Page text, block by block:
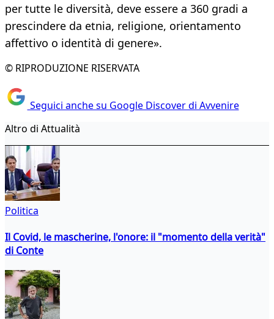
per tutte le diversità, deve essere a 360 gradi a
prescindere da etnia, religione, orientamento
affettivo o identità di genere».
© RIPRODUZIONE RISERVATA
Seguici anche su Google Discover di Avvenire
Altro di Attualità
Politica
Il Covid, le mascherine, l'onore: il "momento della verità"
di Conte